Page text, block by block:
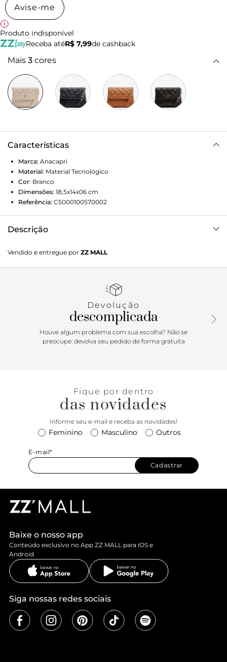
Avise-me
Produto indisponível
Receba atéR$ 7,99de cashback
Mais 3 cores
Características
Marca: Anacapri
Material: Material Tecnológico
Cor: Branco
Dimensões: 18,5x14x06 cm
Referência: C5000100570002
Descrição
modelo é estruturado e traz alça longa regulável com
detalhe imponente em aplicação de corrente. De material
matelassê na capa. Forrada na parte interna, com fecho em
assinatura exclusiva centralizada na capa frontal em
aviamento metalizado redondo com ícone A - assinatura
Anacapri.
compõe um visual easy chic super moderninha junto com
seus lookinhos.
Vendido e entregue por ZZ MALL
Devolução
descomplicada
Houve algum problema com sua escolha? Não se
preocupe: devolva seu pedido de forma gratuita
Fique por dentro
das novidades
Informe seu e-mail e receba as novidades!
Feminino Masculino Outros
E-mail*
Cadastrar
Baixe o nosso app
Conteúdo exclusivo no App ZZ MALL para iOS e
Android
Siga nossas redes sociais